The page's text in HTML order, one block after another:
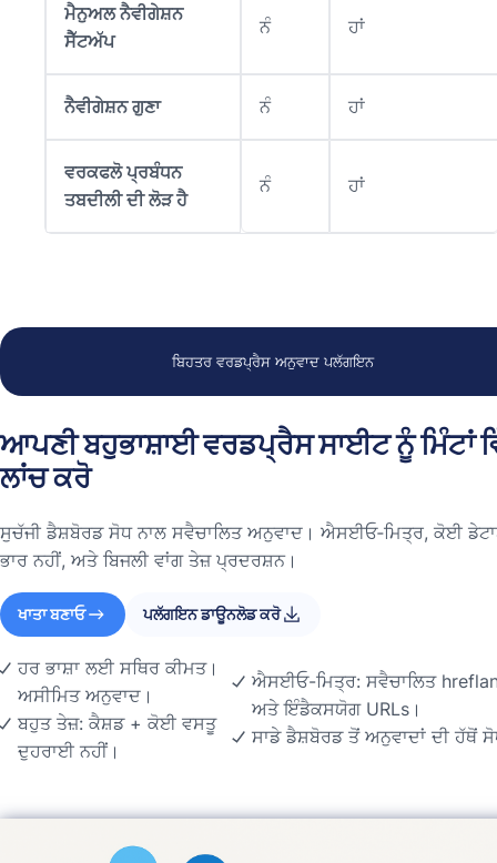
ਮੈਨੁਅਲ ਨੈਵੀਗੇਸ਼ਨ
ਸੈੱਟਅੱਪ
ਨੰ ਹਾਂ
ਨੈਵੀਗੇਸ਼ਨ ਗੁਣਾ ਨੰ ਹਾਂ
ਵਰਕਫਲੋ ਪ੍ਰਬੰਧਨ
ਤਬਦੀਲੀ ਦੀ ਲੋੜ ਹੈ
ਨੰ ਹਾਂ
ਬਿਹਤਰ ਵਰਡਪ੍ਰੈਸ ਅਨੁਵਾਦ ਪਲੱਗਇਨ
ਆਪਣੀ ਬਹੁਭਾਸ਼ਾਈ ਵਰਡਪ੍ਰੈਸ ਸਾਈਟ ਨੂੰ ਮਿੰਟਾਂ
ਲਾਂਚ ਕਰੋ
ਸੁਚੱਜੀ ਡੈਸ਼ਬੋਰਡ ਸੋਧ ਨਾਲ ਸਵੈਚਾਲਿਤ ਅਨੁਵਾਦ। ਐਸਈਓ‑ਮਿਤ੍ਰ, ਕੋਈ
ਭਾਰ ਨਹੀਂ, ਅਤੇ ਬਿਜਲੀ ਵਾਂਗ ਤੇਜ਼ ਪ੍ਰਦਰਸ਼ਨ।
ਖਾਤਾ ਬਣਾਓ ਪਲੱਗਇਨ ਡਾਊਨਲੋਡ ਕਰੋ
ਹਰ ਭਾਸ਼ਾ ਲਈ ਸਥਿਰ ਕੀਮਤ।
ਅਸੀਮਿਤ ਅਨੁਵਾਦ।
ਬਹੁਤ ਤੇਜ਼: ਕੈਸ਼ਡ + ਕੋਈ ਵਸਤੂ
ਦੁਹਰਾਈ ਨਹੀਂ।
ਐਸਈਓ-ਮਿਤ੍ਰ: ਸਵੈਚਾਲਿਤ
ਅਤੇ ਇੰਡੈਕਸਯੋਗ URLs।
ਸਾਡੇ ਡੈਸ਼ਬੋਰਡ ਤੋਂ ਅਨੁਵਾਦਾਂ ਦੀ ਹੱਥੋਂ